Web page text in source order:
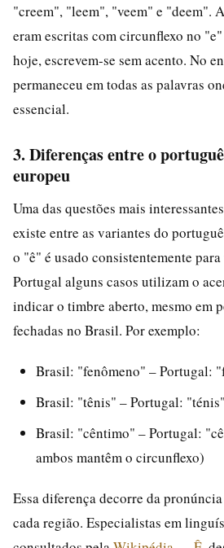
"creem", "leem", "veem" e "deem".
eram escritas com circunflexo no
hoje, escrevem-se sem acento. No
permaneceu em todas as palavras
essencial.
3. Diferenças entre o
europeu
Uma das questões mais
existe entre as variantes do
o "ê" é usado consistentemente
Portugal alguns casos utilizam o
indicar o timbre aberto, mesmo em
fechadas no Brasil. Por exemplo:
Brasil: "fenômeno" – Portugal:
Brasil: "tênis" – Portugal: "ténis"
Brasil: "cêntimo" – Portugal:
ambos mantêm o circunflexo)
Essa diferença decorre da
cada região. Especialistas em